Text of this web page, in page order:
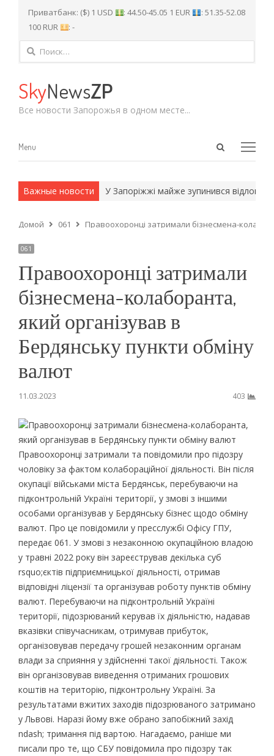
Приватбанк: ($) 1 USD : 44.50-45.05 1 EUR
: 51.35-52.08
100 RUR
: -
Найти:
SkyNewsZP
Все новости Запорожья в одном месте...
Open
Menu
Menu
Важные новости
армейские методы. У Запоріжжі майже зупинився відлов і
Домой 061 Правоохоронці затримали бізнесмена-
061
Правоохоронці затримали
бізнесмена-колаборанта,
який організував в
Бердянську пункти обміну
валют
11.03.2023 403
Правоохоронці затримали бізнесмена-колаборанта,
який організував в Бердянську пункти обміну валют
Правоохоронці затримали та повідомили про підозру
чоловіку за фактом колабораційної діяльності. Він після
окупації військами міста Бердянськ, перебуваючи на
підконтрольній Україні території, у змові з іншими
особами організував у Бердянську бізнес щодо обміну
валют. Про це повідомили у пресслужбі Офісу ГПУ,
передає 061. У змові з незаконною окупаційною владою
у травні 2022 року він зареєстрував декілька суб
rsquo;єктів підприємницької діяльності, отримав
відповідні ліцензії та організував роботу пунктів обміну
валют. Перебуваючи на підконтрольній Україні
території, підозрюваний керував їх діяльністю, надавав
вказівки співучасникам, отримував прибуток,
організовував передачу грошей незаконним органам
влади за сприяння у здійсненні такої діяльності. Також
він організовував виведення отриманих грошових
коштів на територію, підконтрольну Україні. За
результатами вжитих заходів підозрюваного затримано
у Львові. Наразі йому вже обрано запобіжний захід
ndash; тримання під вартою. Нагадаємо, раніше ми
писали про те, що СБУ повідомила про підозру так